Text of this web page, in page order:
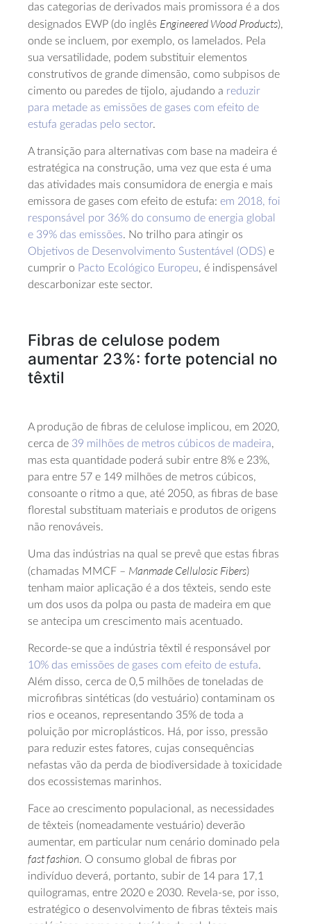
das categorias de derivados mais promissora é a dos
designados EWP (do inglês Engineered Wood Products),
onde se incluem, por exemplo, os lamelados. Pela
sua versatilidade, podem substituir elementos
construtivos de grande dimensão, como subpisos de
cimento ou paredes de tijolo, ajudando a reduzir
para metade as emissões de gases com efeito de
estufa geradas pelo sector.
A transição para alternativas com base na madeira é
estratégica na construção, uma vez que esta é uma
das atividades mais consumidora de energia e mais
emissora de gases com efeito de estufa: em 2018, foi
responsável por 36% do consumo de energia global
e 39% das emissões. No trilho para atingir os
Objetivos de Desenvolvimento Sustentável (ODS) e
cumprir o Pacto Ecológico Europeu, é indispensável
descarbonizar este sector.
Fibras de celulose podem
aumentar 23%: forte potencial no
têxtil
A produção de fibras de celulose implicou, em 2020,
cerca de 39 milhões de metros cúbicos de madeira,
mas esta quantidade poderá subir entre 8% e 23%,
para entre 57 e 149 milhões de metros cúbicos,
consoante o ritmo a que, até 2050, as fibras de base
florestal substituam materiais e produtos de origens
não renováveis.
Uma das indústrias na qual se prevê que estas fibras
(chamadas MMCF – Manmade Cellulosic Fibers)
tenham maior aplicação é a dos têxteis, sendo este
um dos usos da polpa ou pasta de madeira em que
se antecipa um crescimento mais acentuado.
Recorde-se que a indústria têxtil é responsável por
10% das emissões de gases com efeito de estufa.
Além disso, cerca de 0,5 milhões de toneladas de
microfibras sintéticas (do vestuário) contaminam os
rios e oceanos, representando 35% de toda a
poluição por microplásticos. Há, por isso, pressão
para reduzir estes fatores, cujas consequências
nefastas vão da perda de biodiversidade à toxicidade
dos ecossistemas marinhos.
Face ao crescimento populacional, as necessidades
de têxteis (nomeadamente vestuário) deverão
aumentar, em particular num cenário dominado pela
fast fashion. O consumo global de fibras por
indivíduo deverá, portanto, subir de 14 para 17,1
quilogramas, entre 2020 e 2030. Revela-se, por isso,
estratégico o desenvolvimento de fibras têxteis mais